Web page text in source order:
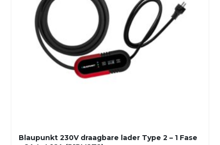
Blaupunkt 230V draagbare lader Type 2 – 1 Fase